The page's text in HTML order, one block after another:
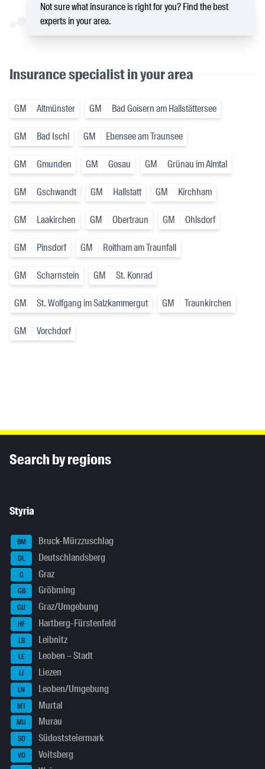
Not sure what insurance is right for you? Find the best
experts in your area.
Insurance specialist in your area
GM Altmünster GM Bad Goisern am Hallstättersee
GM Bad Ischl GM Ebensee am Traunsee
GM Gmunden GM Gosau GM Grünau im Almtal
GM Gschwandt GM Hallstatt GM Kirchham
GM Laakirchen GM Obertraun GM Ohlsdorf
GM Pinsdorf GM Roitham am Traunfall
GM Scharnstein GM St. Konrad
GM St. Wolfgang im Salzkammergut GM Traunkirchen
GM Vorchdorf
Search by regions
Styria
BM Bruck-Mürzzuschlag
DL Deutschlandsberg
G Graz
GB Gröbming
GU Graz/Umgebung
HF Hartberg-Fürstenfeld
LB Leibnitz
LE Leoben – Stadt
LI Liezen
LN Leoben/Umgebung
MT Murtal
MU Murau
SO Südoststeiermark
VO Voitsberg